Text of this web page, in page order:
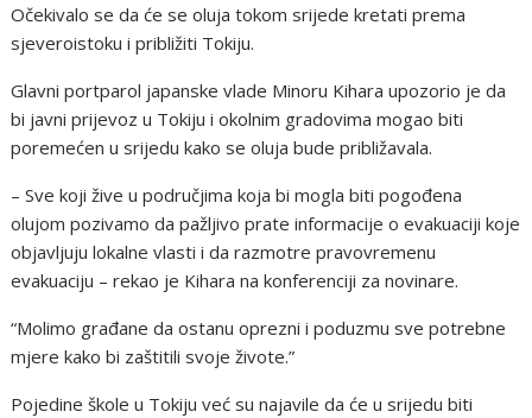
Očekivalo se da će se oluja tokom srijede kretati prema
sjeveroistoku i približiti Tokiju.
Glavni portparol japanske vlade Minoru Kihara upozorio je da
bi javni prijevoz u Tokiju i okolnim gradovima mogao biti
poremećen u srijedu kako se oluja bude približavala.
– Sve koji žive u područjima koja bi mogla biti pogođena
olujom pozivamo da pažljivo prate informacije o evakuaciji koje
objavljuju lokalne vlasti i da razmotre pravovremenu
evakuaciju – rekao je Kihara na konferenciji za novinare.
“Molimo građane da ostanu oprezni i poduzmu sve potrebne
mjere kako bi zaštitili svoje živote.”
Pojedine škole u Tokiju već su najavile da će u srijedu biti